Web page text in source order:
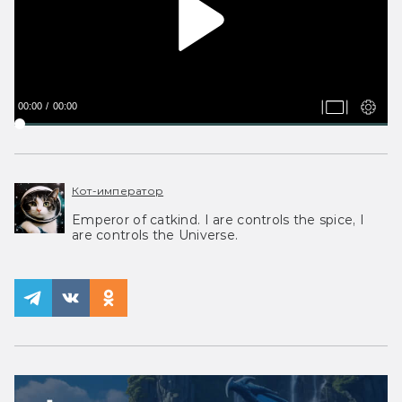
00:00 00:00
Кот-император
Emperor of catkind. I are controls the spice, I
are controls the Universe.